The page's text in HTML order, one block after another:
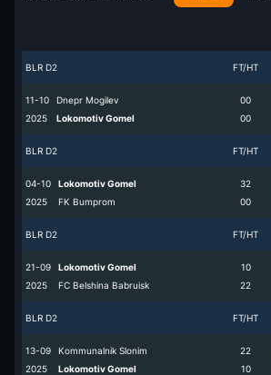
BLR D2 FT/HT
11-10
2025
Dnepr Mogilev
Lokomotiv Gomel
0
0
0
0
BLR D2 FT/HT
04-10
2025
Lokomotiv Gomel
FK Bumprom
3
0
2
0
BLR D2 FT/HT
21-09
2025
Lokomotiv Gomel
FC Belshina Babruisk
1
2
0
2
BLR D2 FT/HT
13-09
2025
Kommunalnik Slonim
Lokomotiv Gomel
2
1
2
0